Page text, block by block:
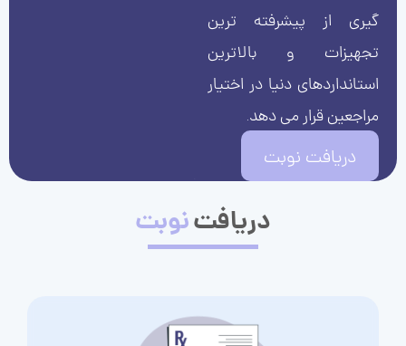
گیری از پیشرفته ترین
تجهیزات و بالاترین
استانداردهای دنیا در اختیار
مراجعین قرار می دهد.
دریافت نوبت
دریافتنوبت